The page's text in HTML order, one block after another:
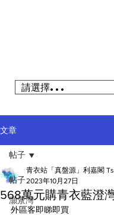
請選擇...
文章
帖子
灝景灣
帖子
568萬元購青衣藍澄
青衣站「真盤源」利嘉閣
2023年10月27日
外區客即睇即買